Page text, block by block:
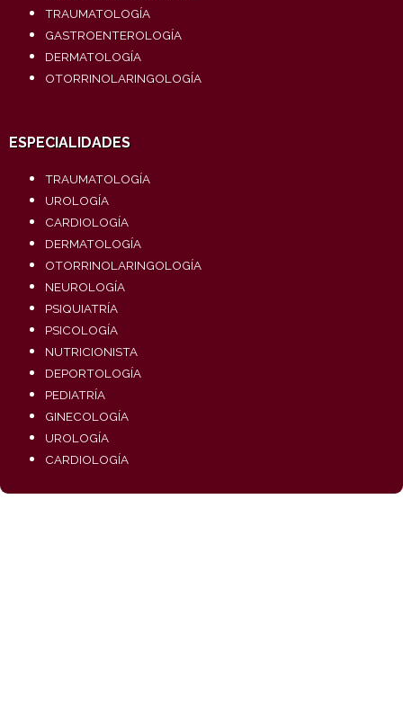
TRAUMATOLOGÍA
GASTROENTEROLOGÍA
DERMATOLOGÍA
OTORRINOLARINGOLOGÍA
ESPECIALIDADES
TRAUMATOLOGÍA
UROLOGÍA
CARDIOLOGÍA
DERMATOLOGÍA
OTORRINOLARINGOLOGÍA
NEUROLOGÍA
PSIQUIATRÍA
PSICOLOGÍA
NUTRICIONISTA
DEPORTOLOGÍA
PEDIATRÍA
GINECOLOGÍA
UROLOGÍA
CARDIOLOGÍA